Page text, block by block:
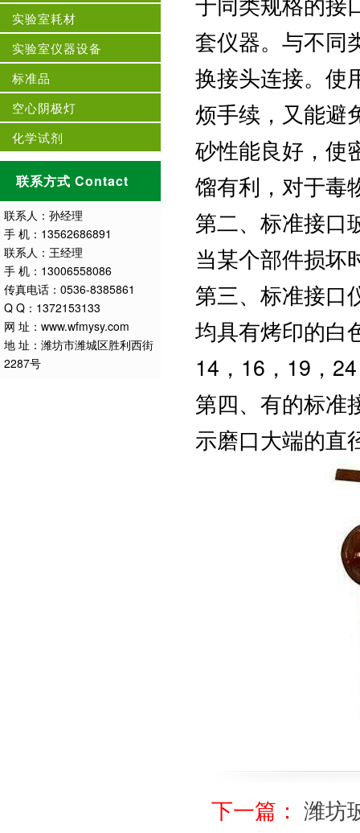
实验室耗材
实验室仪器设备
标准品
空心阴极灯
化学试剂
联系方式 Contact
联系人：孙经理
手 机：13562686891
联系人：王经理
手 机：13006558086
传真电话：0536-8385861
Q Q：1372153133
网 址：www.wfmysy.com
地 址：潍坊市潍城区胜利西街
2287号
套仪器。与不同
换接头连接。使
烦手续，又能避
砂性能良好，使
馏有利，对于毒
第二、标准接口
当某个部件损坏
第三、标准接口
均具有烤印的白
14，16，19，
第四、有的标准
示磨口大端的直
下一篇： 潍坊